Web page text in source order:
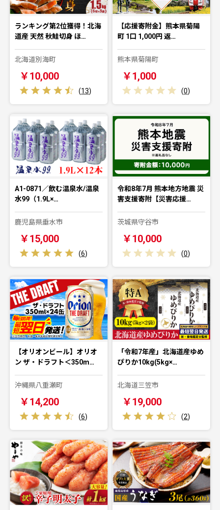
ランキング第2位獲得！北海
道産 天然 秋鮭切身 ほ…
北海道別海町
￥10,000
(13)
【応援寄附金】熊本県菊陽
町 1口 1,000円 返…
熊本県菊陽町
￥1,000
(0)
A1-0871／飲む温泉水/温泉
水99（1.9L×…
鹿児島県垂水市
￥15,000
(6)
令和8年7月 熊本地方地震 災
害支援寄附【災害応援…
茨城県守谷市
￥10,000
(0)
【オリオンビール】オリオ
ン ザ・ドラフト＜350m…
沖縄県八重瀬町
￥14,200
(6)
「令和7年産」北海道産ゆめ
ぴりか10kg(5kg×…
北海道三笠市
￥19,000
(2)